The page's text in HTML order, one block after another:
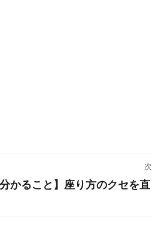
次
かること】座り方のクセを直